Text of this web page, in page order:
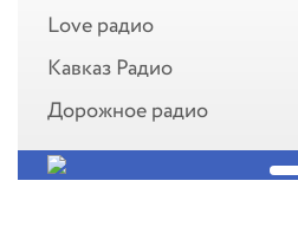
Love радио
Кавказ Радио
Дорожное радио